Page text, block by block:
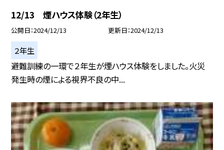
12/13 煙ハウス体験（2年生）
公開日 2024/12/13 更新日 2024/12/13
２年生
避難訓練の一環で２年生が煙ハウス体験をしました。火災
発生時の煙による視界不良の中...